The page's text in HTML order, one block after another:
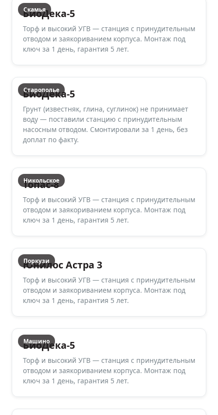
Скамья
БиоДека-5
Торф и высокий УГВ — станция с принудительным
отводом и заякориванием корпуса. Монтаж под
ключ за 1 день, гарантия 5 лет.
Старополье
БиоДека-5
Грунт (известняк, глина, суглинок) не принимает
воду — поставили станцию с принудительным
насосным отводом. Смонтировали за 1 день, без
доплат по факту.
Никольское
Топас-8
Торф и высокий УГВ — станция с принудительным
отводом и заякориванием корпуса. Монтаж под
ключ за 1 день, гарантия 5 лет.
Поркузи
Юнилос Астра 3
Торф и высокий УГВ — станция с принудительным
отводом и заякориванием корпуса. Монтаж под
ключ за 1 день, гарантия 5 лет.
Машино
БиоДека-5
Торф и высокий УГВ — станция с принудительным
отводом и заякориванием корпуса. Монтаж под
ключ за 1 день, гарантия 5 лет.